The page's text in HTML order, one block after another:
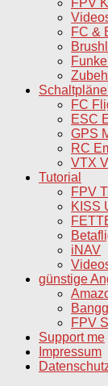
FPV
FC &
FC
ESC
GPS
RC
VTX
Tutorial
FPV
KISS
iNAV
günstige
FPV
Support me
Impressum